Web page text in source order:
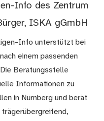
Info des Zentrum
ISKA gGmbH
Info unterstützt bei
einem passenden
Die Beratungsstelle
Informationen zu
in Nürnberg und berät
trägerübergreifend,